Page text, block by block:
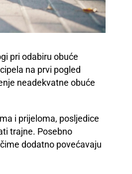
pri odabiru obuće
na prvi pogled
neadekvatne obuće
i prijeloma, posljedice
trajne. Posebno
dodatno povećavaju